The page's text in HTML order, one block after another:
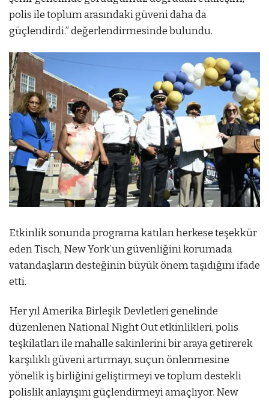
polis ile toplum arasındaki güveni daha da
güçlendirdi.” değerlendirmesinde bulundu.
Etkinlik sonunda programa katılan herkese teşekkür
eden Tisch, New York’un güvenliğini korumada
vatandaşların desteğinin büyük önem taşıdığını ifade
etti.
Her yıl Amerika Birleşik Devletleri genelinde
düzenlenen National Night Out etkinlikleri, polis
teşkilatları ile mahalle sakinlerini bir araya getirerek
karşılıklı güveni artırmayı, suçun önlenmesine
yönelik iş birliğini geliştirmeyi ve toplum destekli
polislik anlayışını güçlendirmeyi amaçlıyor. New